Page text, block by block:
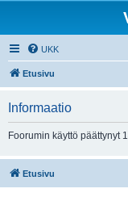
UKK
Etusivu
Informaatio
Foorumin käyttö päättynyt
Etusivu